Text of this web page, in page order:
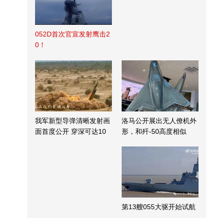
052D首次官宣发射鹰击2
0！
我军新型导弹清晰发射画
面首度公开 穿深可达10
洛马公开展出无人僚机外
形，和歼-50高度相似
第13艘055大驱开始试航